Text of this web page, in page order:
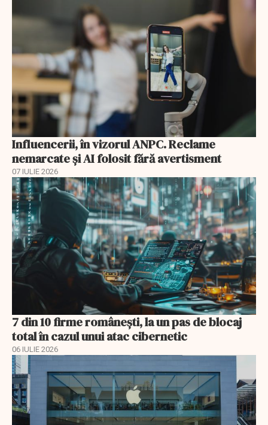
Influencerii, în vizorul ANPC. Reclame
nemarcate și AI folosit fără avertisment
07 IULIE 2026
7 din 10 firme românești, la un pas de blocaj
total în cazul unui atac cibernetic
06 IULIE 2026